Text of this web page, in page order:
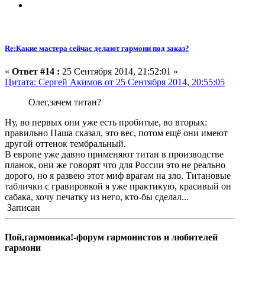
Re:Какие мастера сейчас делают гармони под заказ?
« Ответ #14 : 25 Сентября 2014, 21:52:01 »
Цитата: Сергей Акимов от 25 Сентября 2014, 20:55:05
Олег,зачем титан?
Ну, во первых они уже есть пробитые, во вторых:
правильно Паша сказал, это вес, потом ещё они имеют
другой оттенок тембральный.
В европе уже давно применяют титан в производстве
планок, они же говорят что для России это не реально
дорого, но я развею этот миф врагам на зло. Титановые
таблички с гравировкой я уже практикую, красивый он
сабака, хочу печатку из него, кто-бы сделал...
Записан
Пой,гармоника!-форум гармонистов и любителей
гармони